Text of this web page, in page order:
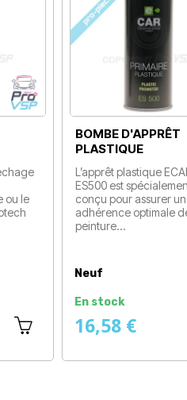
BOMBE D'APPRÊT
L’apprêt plastique ECAR
ES500 est spécialement
conçu pour assurer une
adhérence optimale de la
16,58 €